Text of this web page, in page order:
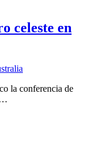
celeste en
la conferencia de